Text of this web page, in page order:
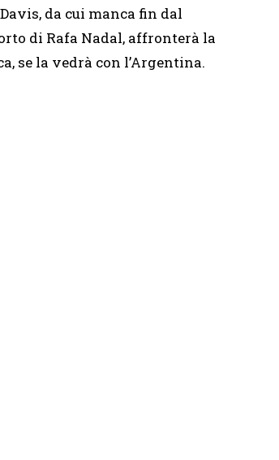
da cui manca fin dal
di Rafa Nadal, affronterà la
se la vedrà con l’Argentina.